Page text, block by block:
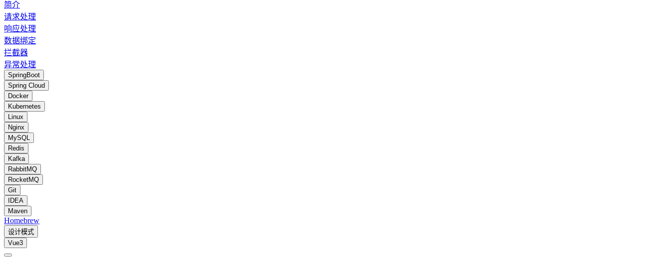
简介
请求处理
响应处理
数据绑定
拦截器
异常处理
SpringBoot
Spring Cloud
Docker
Kubernetes
Linux
Nginx
MySQL
Redis
Kafka
RabbitMQ
RocketMQ
Git
IDEA
Maven
Homebrew
设计模式
Vue3